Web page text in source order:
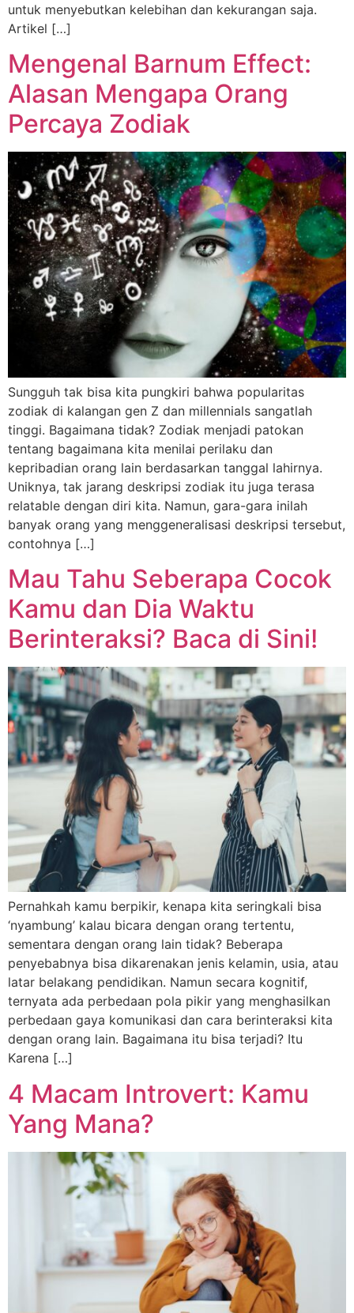
untuk menyebutkan kelebihan dan kekurangan saja.
Artikel […]
Mengenal Barnum Effect:
Alasan Mengapa Orang
Percaya Zodiak
Sungguh tak bisa kita pungkiri bahwa popularitas
zodiak di kalangan gen Z dan millennials sangatlah
tinggi. Bagaimana tidak? Zodiak menjadi patokan
tentang bagaimana kita menilai perilaku dan
kepribadian orang lain berdasarkan tanggal lahirnya.
Uniknya, tak jarang deskripsi zodiak itu juga terasa
relatable dengan diri kita. Namun, gara-gara inilah
banyak orang yang menggeneralisasi deskripsi tersebut,
contohnya […]
Mau Tahu Seberapa Cocok
Kamu dan Dia Waktu
Berinteraksi? Baca di Sini!
Pernahkah kamu berpikir, kenapa kita seringkali bisa
‘nyambung’ kalau bicara dengan orang tertentu,
sementara dengan orang lain tidak? Beberapa
penyebabnya bisa dikarenakan jenis kelamin, usia, atau
latar belakang pendidikan. Namun secara kognitif,
ternyata ada perbedaan pola pikir yang menghasilkan
perbedaan gaya komunikasi dan cara berinteraksi kita
dengan orang lain. Bagaimana itu bisa terjadi? Itu
Karena […]
4 Macam Introvert: Kamu
Yang Mana?